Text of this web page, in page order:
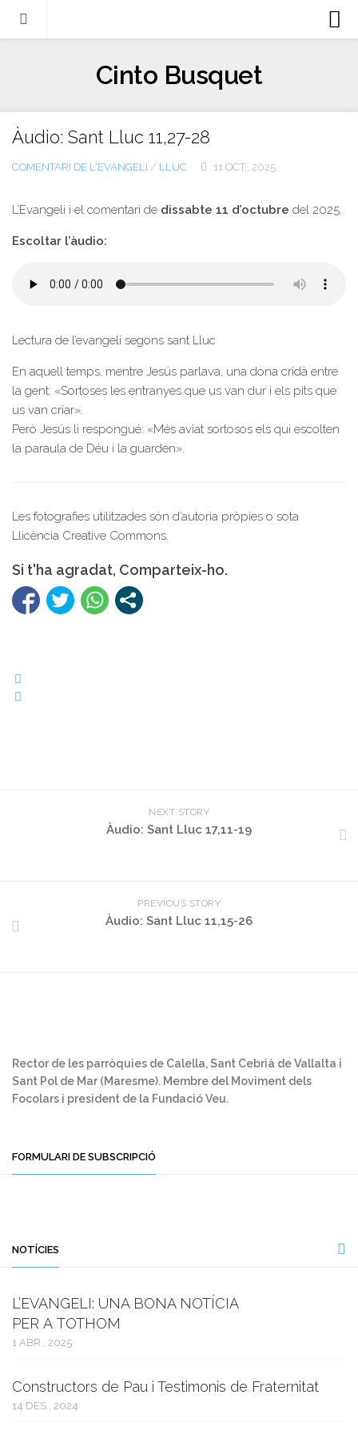
Llibres
Escrits-articles
Notícies
Contacte
Cinto Busquet
Àudio: Sant Lluc 11,27-28
COMENTARI DE L'EVANGELI / LLUC 11 OCT., 2025
L’Evangeli i el comentari de dissabte 11 d’octubre del 2025.
Escoltar l’àudio:
Lectura de l’evangeli segons sant Lluc
En aquell temps, mentre Jesús parlava, una dona cridà entre
la gent: «Sortoses les entranyes que us van dur i els pits que
us van criar».
Però Jesús li respongué: «Més aviat sortosos els qui escolten
la paraula de Déu i la guarden».
Les fotografies utilitzades són d’autoria pròpies o sota
Llicència Creative Commons.
Si t'ha agradat, Comparteix-ho.
NEXT STORY
Àudio: Sant Lluc 17,11-19
PREVIOUS STORY
Àudio: Sant Lluc 11,15-26
Rector de les parròquies de Calella, Sant Cebrià de Vallalta i
Sant Pol de Mar (Maresme). Membre del Moviment dels
Focolars i president de la Fundació Veu.
FORMULARI DE SUBSCRIPCIÓ
NOTÍCIES
L’EVANGELI: UNA BONA NOTÍCIA
PER A TOTHOM
1 ABR., 2025
Constructors de Pau i Testimonis de Fraternitat
14 DES., 2024